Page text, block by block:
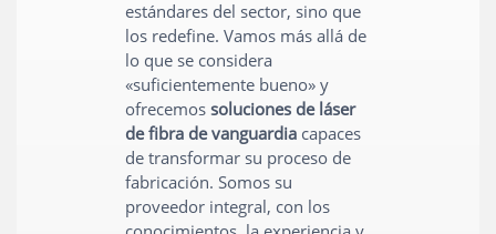
estándares del sector, sino que
los redefine. Vamos más allá de
lo que se considera
«suficientemente bueno» y
ofrecemos soluciones de láser
de fibra de vanguardia capaces
de transformar su proceso de
fabricación. Somos su
proveedor integral, con los